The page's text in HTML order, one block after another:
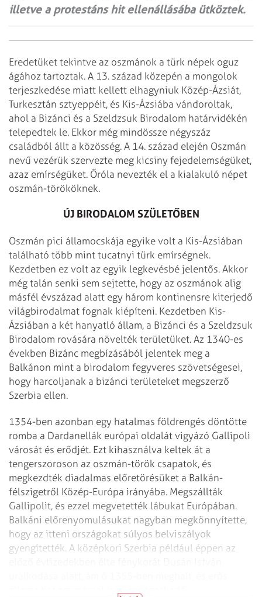
illetve a protestáns hit ellenállásába ütköztek.
Eredetüket tekintve az oszmánok a türk népek oguz
ágához tartoztak. A 13. század közepén a mongolok
terjeszkedése miatt kellett elhagyniuk Közép-Ázsiát,
Turkesztán sztyeppéit, és Kis-Ázsiába vándoroltak,
ahol a Bizánci és a Szeldzsuk Birodalom határvidékén
telepedtek le. Ekkor még mindössze négyszáz
családból állt a közösség. A 14. század elején Oszmán
nevű vezérük szervezte meg kicsiny fejedelemségüket,
azaz emírségüket. Őróla nevezték el a kialakuló népet
oszmán-törököknek.
ÚJ BIRODALOM SZÜLETŐBEN
Oszmán pici államocskája egyike volt a Kis-Ázsiában
található több mint tucatnyi türk emírségnek.
Kezdetben ez volt az egyik legkevésbé jelentős. Akkor
még talán senki sem sejtette, hogy az oszmánok alig
másfél évszázad alatt egy három kontinensre kiterjedő
világbirodalmat fognak kiépíteni. Kezdetben Kis-
Ázsiában a két hanyatló állam, a Bizánci és a Szel­dzsuk
Birodalom rovására növelték területüket. Az 1340-es
években Bizánc megbízásából jelentek meg a
Balkánon mint a birodalom fegyveres szövetségesei,
hogy harcoljanak a bizánci területeket megszerző
Szerbia ellen.
1354-ben azonban egy hatalmas földrengés döntötte
romba a Dardanellák európai oldalát vigyázó Gallipoli
városát és erődjét. Ezt kihasználva keltek át a
tengerszoroson az oszmán-török csapatok, és
megkezdték diadalmas előretörésüket a Balkán-
félszigetről Közép-Európa irányába. Megszállták
Gallipolit, és ezzel megvetették lábukat Európában.
Balkáni előrenyomulásukat nagyban megkönnyítette,
hogy az itteni országokat súlyos belviszályok
gyengítették. A középkori Szerbia például éppen az